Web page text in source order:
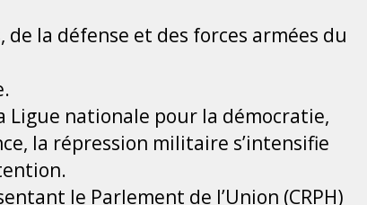
la défense et des forces armées du
Ligue nationale pour la démocratie,
la répression militaire s’intensifie
le Parlement de l’Union (CRPH)